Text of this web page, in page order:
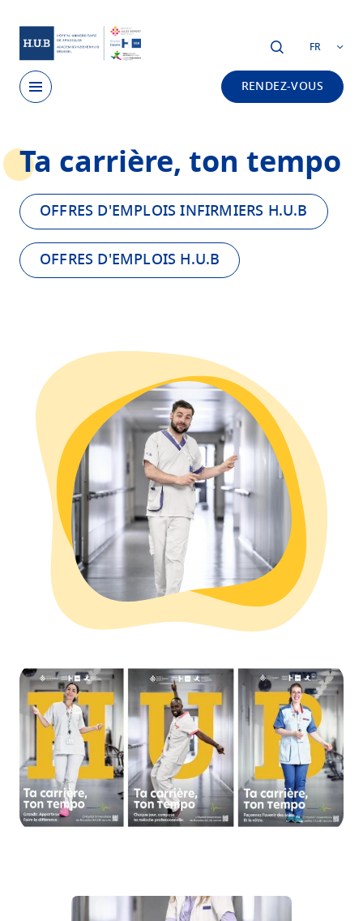
FR
RENDEZ-VOUS
to
main
content
Ta carrière, ton tempo
OFFRES D'EMPLOIS INFIRMIERS H.U.B
OFFRES D'EMPLOIS H.U.B
Image
Image